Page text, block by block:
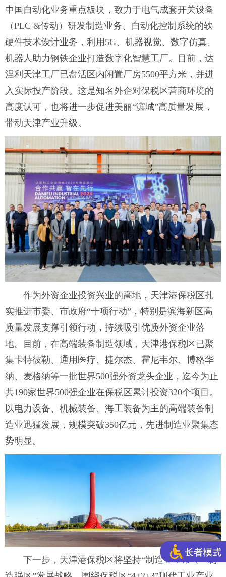
中国自动化业务重点板块，致力于电气成套开关设备
（PLC &传动）研发制造业务、自动化控制系统的软
硬件技术设计业务，利用5G、机器视觉、数字仿真、
机器人助力钢铁企业打造数字化智慧工厂。目前，达
涅利天津工厂已盘活区内闲置厂房5500平方米，并进
入实际投产阶段。这是知名外企对保税区营商环境的
高度认可，也将进一步促进美丽“滨城”高质量发展，
带动天津产业升级。
作为外资企业投资兴业的高地，天津港保税区扎
实推进市委、市政府“十项行动”，特别是滨海新区高
质量发展支撑引领行动，持续吸引优质外资企业落
地。目前，在高端装备制造领域，天津港保税区已聚
集卡特彼勒、通用医疗、捷尔杰、霍尼韦尔、博格华
纳、麦格纳等一批世界500强外资龙头企业，迄今为止
共190家世界500强企业在保税区累计投资320个项目。
以电力设备、机械装备、海工装备为主的高端装备制
造业迅猛发展，规模突破350亿元，先进制造业聚集态
势明显。
下一步，天津港保税区将坚持“制造业立市”、“制